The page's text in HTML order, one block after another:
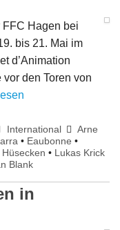
Hagen bei
bis 21. Mai im
d’Animation
den Toren von
International
Arne
• Eaubonne •
• Lukas Krick
Blank
in